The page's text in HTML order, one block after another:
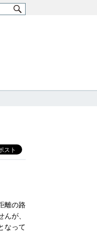
離の路
が、
なって